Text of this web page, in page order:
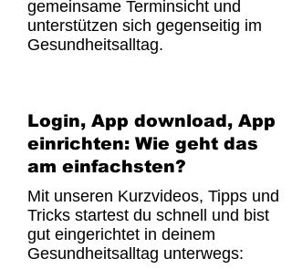
gemeinsame Terminsicht und
unterstützen sich gegenseitig im
Gesundheitsalltag.
Login, App download, App
einrichten: Wie geht das
am einfachsten?
Mit unseren Kurzvideos, Tipps und
Tricks startest du schnell und bist
gut eingerichtet in deinem
Gesundheitsalltag unterwegs: